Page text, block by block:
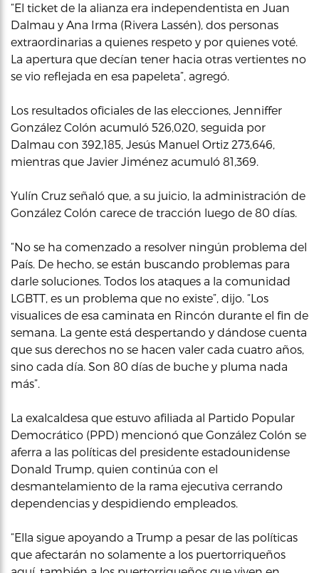
“El ticket de la alianza era independentista en Juan
Dalmau y Ana Irma (Rivera Lassén), dos personas
extraordinarias a quienes respeto y por quienes voté.
La apertura que decían tener hacia otras vertientes no
se vio reflejada en esa papeleta”, agregó.
Los resultados oficiales de las elecciones, Jenniffer
González Colón acumuló 526,020, seguida por
Dalmau con 392,185, Jesús Manuel Ortiz 273,646,
mientras que Javier Jiménez acumuló 81,369.
Yulín Cruz señaló que, a su juicio, la administración de
González Colón carece de tracción luego de 80 días.
“No se ha comenzado a resolver ningún problema del
País. De hecho, se están buscando problemas para
darle soluciones. Todos los ataques a la comunidad
LGBTT, es un problema que no existe”, dijo. “Los
visualices de esa caminata en Rincón durante el fin de
semana. La gente está despertando y dándose cuenta
que sus derechos no se hacen valer cada cuatro años,
sino cada día. Son 80 días de buche y pluma nada
más”.
La exalcaldesa que estuvo afiliada al Partido Popular
Democrático (PPD) mencionó que González Colón se
aferra a las políticas del presidente estadounidense
Donald Trump, quien continúa con el
desmantelamiento de la rama ejecutiva cerrando
dependencias y despidiendo empleados.
“Ella sigue apoyando a Trump a pesar de las políticas
que afectarán no solamente a los puertorriqueños